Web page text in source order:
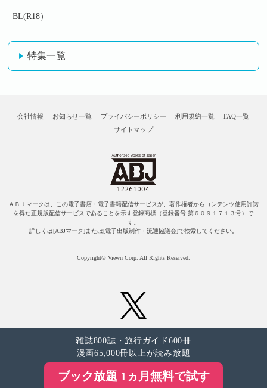
BL(R18）
特集一覧
会社情報 お知らせ一覧 プライバシーポリシー 利用規約一覧
FAQ一覧
サイトマップ
ＡＢＪマークは、この電子書店・電子書籍配信サービスが、著作権者からコンテンツ使用許諾
を得た正規版配信サービスであることを示す登録商標（登録番号 第６０９１７１３号）で
す。
詳しくは[ABJマーク]または[電子出版制作・流通協議会]で検索してください。
Copyright© Viewn Corp. All Rights Reserved.
雑誌800誌・旅行ガイド600冊
漫画65,000冊以上が読み放題
ブック放題 1ヵ月無料で試す